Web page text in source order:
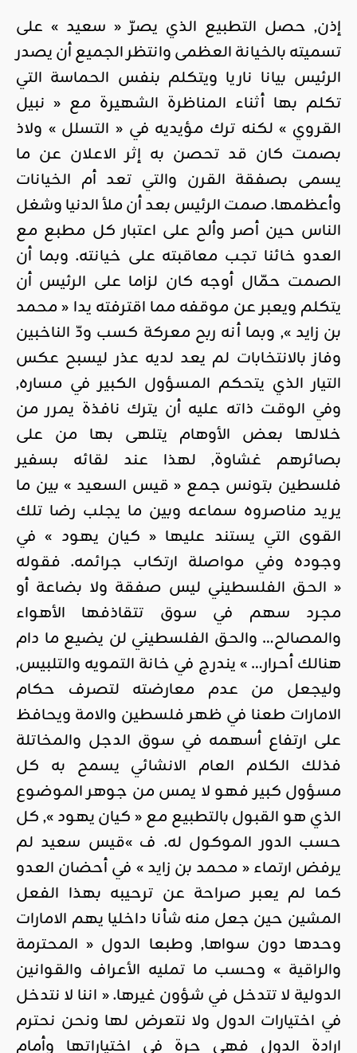
إذن, حصل التطبيع الذي يصرّ « سعيد » على
تسميته بالخيانة العظمى وانتظر الجميع أن يصدر
الرئيس بيانا ناريا ويتكلم بنفس الحماسة التي
تكلم بها أثناء المناظرة الشهيرة مع « نبيل
القروي » لكنه ترك مؤيديه في « التسلل » ولاذ
بصمت كان قد تحصن به إثر الاعلان عن ما
يسمى بصفقة القرن والتي تعد أم الخيانات
وأعظمها. صمت الرئيس بعد أن ملأ الدنيا وشغل
الناس حين أصر وألح على اعتبار كل مطبع مع
العدو خائنا تجب معاقبته على خيانته. وبما أن
الصمت حمّال أوجه كان لزاما على الرئيس أن
يتكلم ويعبر عن موقفه مما اقترفته يدا « محمد
بن زايد », وبما أنه ربح معركة كسب ودّ الناخبين
وفاز بالانتخابات لم يعد لديه عذر ليسبح عكس
التيار الذي يتحكم المسؤول الكبير في مساره,
وفي الوقت ذاته عليه أن يترك نافذة يمرر من
خلالها بعض الأوهام يتلهى بها من على
بصائرهم غشاوة, لهذا عند لقائه بسفير
فلسطين بتونس جمع « قيس السعيد » بين ما
يريد مناصروه سماعه وبين ما يجلب رضا تلك
القوى التي يستند عليها « كيان يهود » في
وجوده وفي مواصلة ارتكاب جرائمه. فقوله
« الحق الفلسطيني ليس صفقة ولا بضاعة أو
مجرد سهم في سوق تتقاذفها الأهواء
والمصالح… والحق الفلسطيني لن يضيع ما دام
هنالك أحرار… » يندرج في خانة التمويه والتلبيس,
وليجعل من عدم معارضته لتصرف حكام
الامارات طعنا في ظهر فلسطين والامة ويحافظ
على ارتفاع أسهمه في سوق الدجل والمخاتلة
فذلك الكلام العام الانشائي يسمح به كل
مسؤول كبير فهو لا يمس من جوهر الموضوع
الذي هو القبول بالتطبيع مع « كيان يهود », كل
حسب الدور الموكول له. ف »قيس سعيد لم
يرفض ارتماء « محمد بن زايد » في أحضان العدو
كما لم يعبر صراحة عن ترحيبه بهذا الفعل
المشين حين جعل منه شأنا داخليا يهم الامارات
وحدها دون سواها, وطبعا الدول « المحترمة
والراقية » وحسب ما تمليه الأعراف والقوانين
الدولية لا تتدخل في شؤون غيرها. « اننا لا نتدخل
في اختيارات الدول ولا نتعرض لها ونحن نحترم
ارادة الدول فهي حرة في اختياراتها وأمام